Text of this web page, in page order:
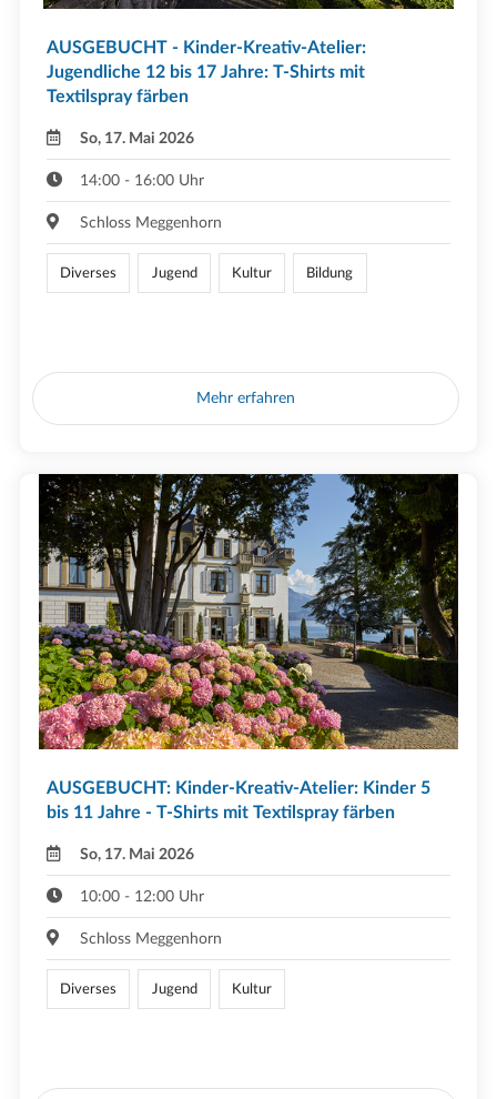
AUSGEBUCHT - Kinder-Kreativ-Atelier:
Jugendliche 12 bis 17 Jahre: T-Shirts mit
Textilspray färben
So, 17. Mai 2026
14:00 - 16:00 Uhr
Schloss Meggenhorn
Diverses Jugend Kultur Bildung
Mehr erfahren
AUSGEBUCHT: Kinder-Kreativ-Atelier: Kinder 5
bis 11 Jahre - T-Shirts mit Textilspray färben
So, 17. Mai 2026
10:00 - 12:00 Uhr
Schloss Meggenhorn
Diverses Jugend Kultur